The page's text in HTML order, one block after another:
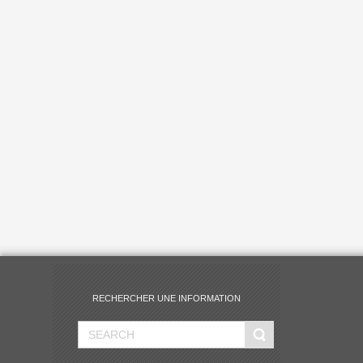
RECHERCHER UNE INFORMATION